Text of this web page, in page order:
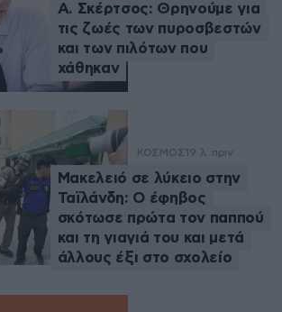
Α. Σκέρτσος: Θρηνούμε για
τις ζωές των πυροσβεστών
και των πιλότων που
χάθηκαν
ΚΟΣΜΟΣ 19 λ. πριν
Μακελειό σε λύκειο στην
Ταϊλάνδη: Ο έφηβος
σκότωσε πρώτα τον παππού
και τη γιαγιά του και μετά
άλλους έξι στο σχολείο